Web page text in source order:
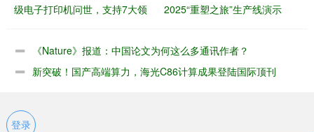
级电子打印机问世，支持7大领
2025“重塑之旅”生产线演示
《Nature》报道：中国论文为何这么多通讯作者？
新突破！国产高端算力，海光C86计算成果登陆国际顶刊
登录